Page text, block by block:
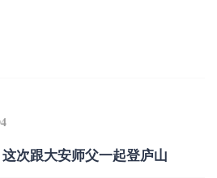
次跟大安师父一起登庐山